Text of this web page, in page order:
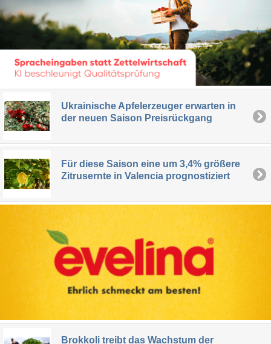
Ukrainische Apfelerzeuger erwarten in
der neuen Saison Preisrückgang
Für diese Saison eine um 3,4% größere
Zitrusernte in Valencia prognostiziert
Brokkoli treibt das Wachstum der